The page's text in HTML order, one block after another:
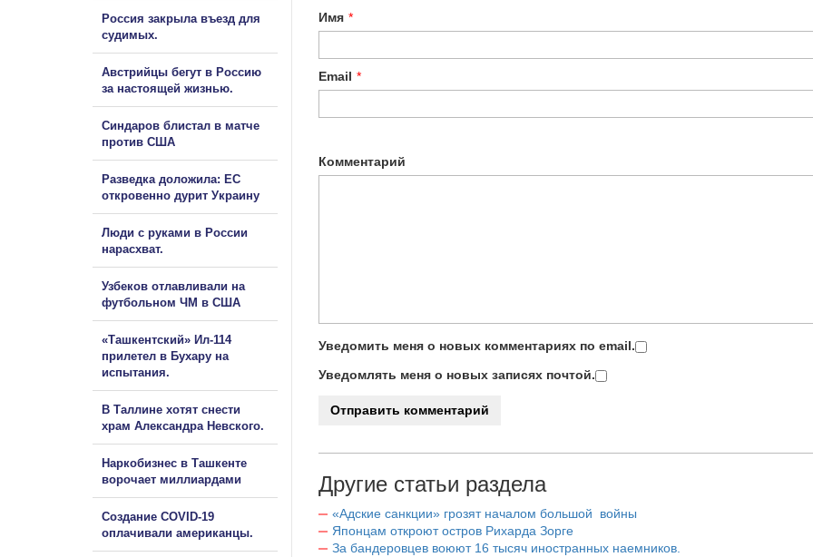
Имя *
Email *
Комментарий
Уведомить меня о новых комментариях по email.
Уведомлять меня о новых записях почтой.
Другие статьи раздела
«Адские санкции» грозят началом большой войны
Японцам откроют остров Рихарда Зорге
За бандеровцев воюют 16 тысяч иностранных наемников.
Россия закрыла въезд для
судимых.
Австрийцы бегут в Россию
за настоящей жизнью.
Синдаров блистал в матче
против США
Разведка доложила: ЕС
откровенно дурит Украину
Люди с руками в России
нарасхват.
Узбеков отлавливали на
футбольном ЧМ в США
«Ташкентский» Ил-114
прилетел в Бухару на
испытания.
В Таллине хотят снести
храм Александра Невского.
Наркобизнес в Ташкенте
ворочает миллиардами
Создание COVID-19
оплачивали американцы.